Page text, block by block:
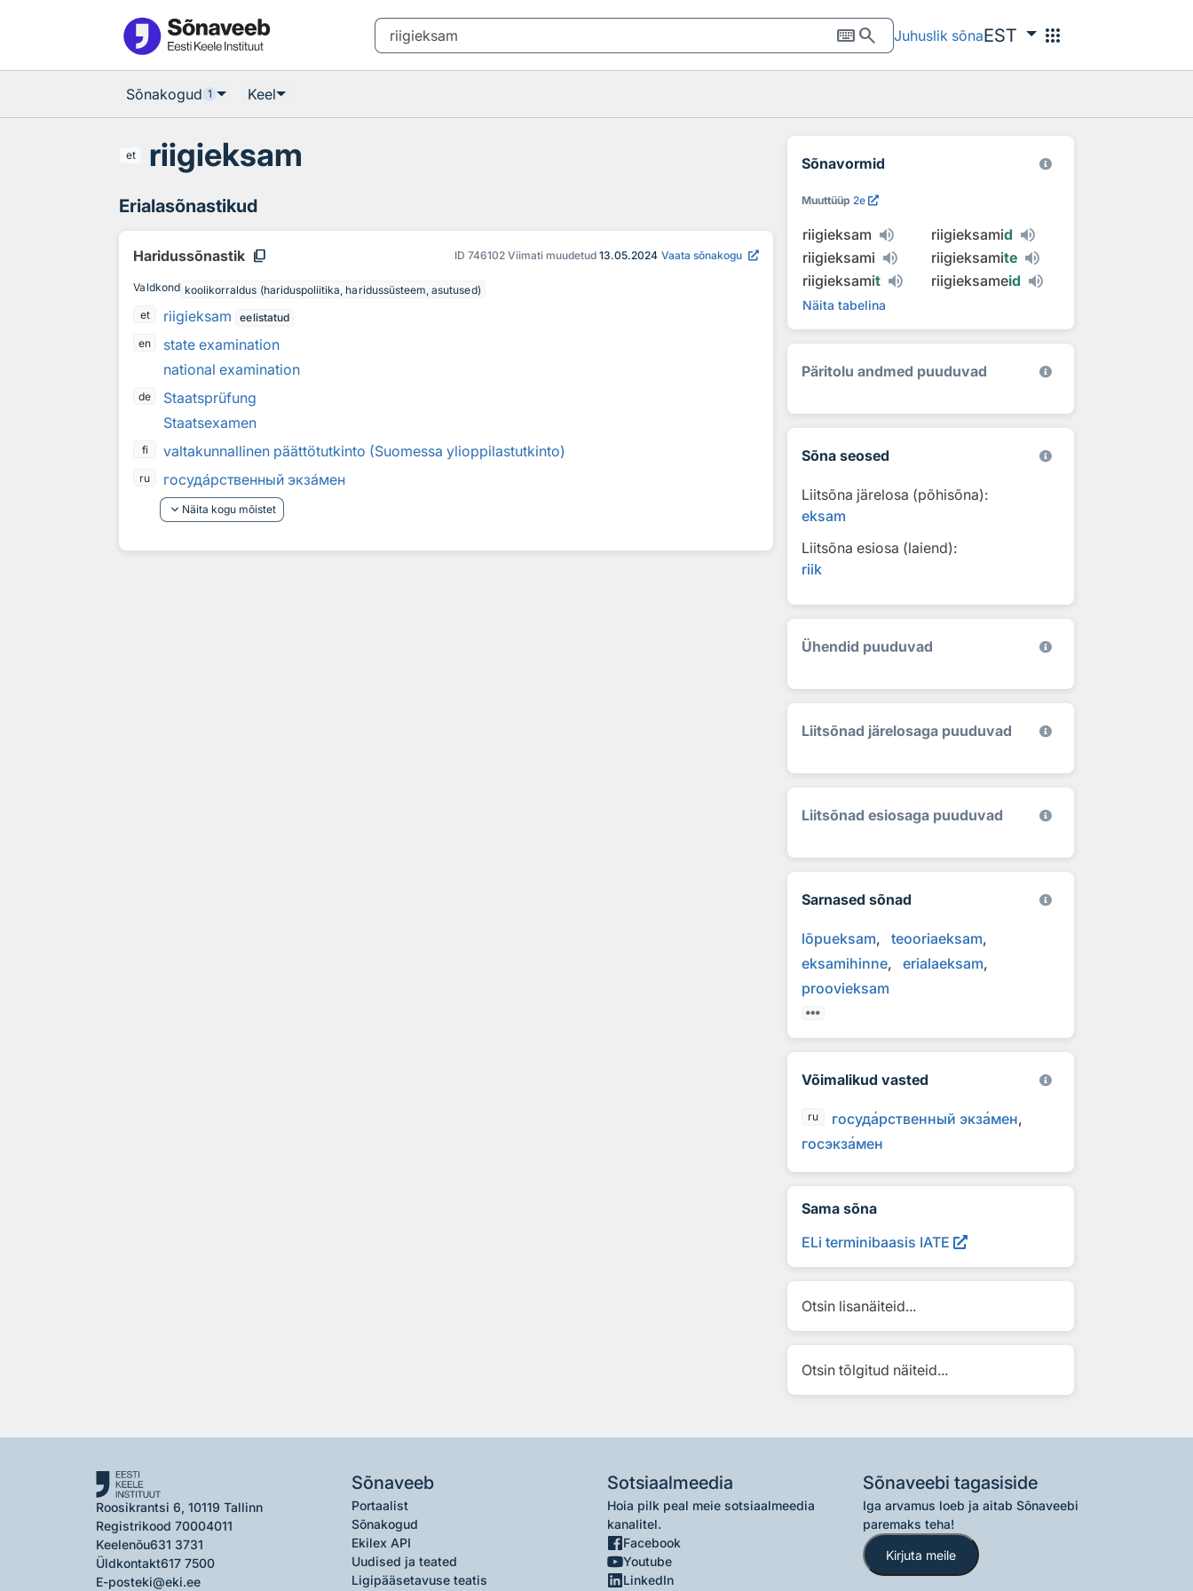
keyboardsearch Juhuslik sõnaEST apps
Sõnakogud 1 Keel
et riigieksam
Erialasõnastikud
Haridussõnastik content_copy ID 746102 Viimati muudetud 13.05.2024 Vaata sõnakogu
Valdkond koolikorraldus (hariduspoliitika, haridussüsteem, asutused)
et
riigieksam
eelistatud
en
state examination
national examination
de
Staatsprüfung
Staatsexamen
fi valtakunnallinen päättötutkinto (Suomessa ylioppilastutkinto)
ru государственный экзамен
keyboard_arrow_down Näita kogu mõistet
Sõnavormid
Muuttüüp 2e
riigieksam riigieksamid
riigieksami
riigieksamite
riigieksamit riigieksameid
Näita tabelina
Päritolu andmed puuduvad
Sõna seosed
Liitsõna järelosa (põhisõna):
eksam
Liitsõna esiosa (laiend):
riik
Ühendid puuduvad
Liitsõnad järelosaga puuduvad
Liitsõnad esiosaga puuduvad
Sarnased sõnad
lõpueksam
teooriaeksam
eksamihinne
erialaeksam
proovieksam
Võimalikud vasted
ru государственный экзамен
госэкзамен
Sama sõna
ELi terminibaasis IATE
Otsin lisanäiteid...
Otsin tõlgitud näiteid...
Roosikrantsi 6, 10119 Tallinn
Registrikood 70004011
Keelenõu631 3731
Üldkontakt617 7500
E-posteki@eki.ee
Sõnaveeb
Portaalist
Sõnakogud
Ekilex API
Uudised ja teated
Ligipääsetavuse teatis
Sotsiaalmeedia
Hoia pilk peal meie sotsiaalmeedia
kanalitel.
Facebook
Youtube
LinkedIn
Sõnaveebi tagasiside
Iga arvamus loeb ja aitab Sõnaveebi
paremaks teha!
Kirjuta meile